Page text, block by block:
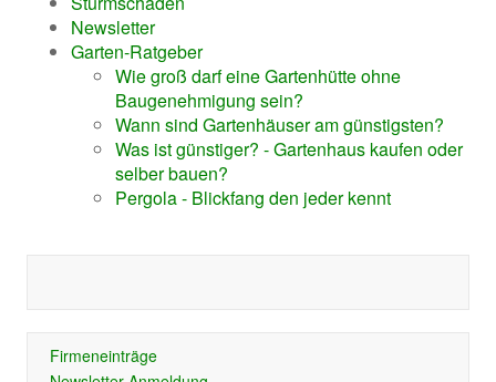
Newsletter
Garten-Ratgeber
Wie groß darf eine Gartenhütte ohne
Baugenehmigung sein?
Wann sind Gartenhäuser am günstigsten?
Was ist günstiger? - Gartenhaus kaufen oder
selber bauen?
Pergola - Blickfang den jeder kennt
Firmeneinträge